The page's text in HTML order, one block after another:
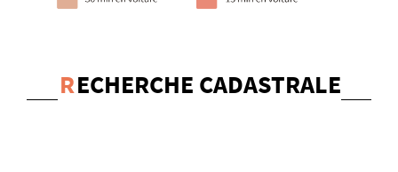
RECHERCHE CADASTRALE